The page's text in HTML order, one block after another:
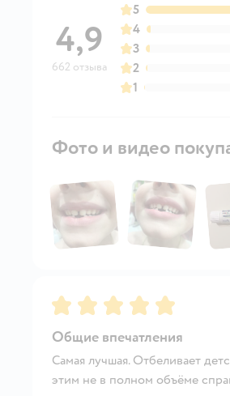
4,9
662 отзыва
5
4
3
2
1
Фото и видео
Рейтинг:5
Общие впечатления
Самая лучшая. Отбеливает
этим не в полном объёме